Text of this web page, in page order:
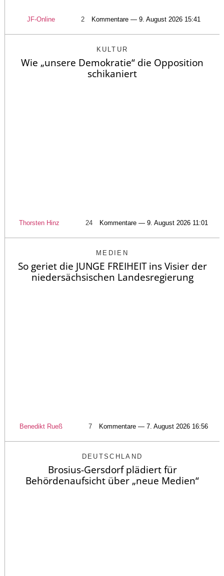
JF-Online 2 Kommentare — 9. August 2026 15:41
KULTUR
Wie „unsere Demokratie“ die Opposition
schikaniert
Thorsten Hinz 24 Kommentare — 9. August 2026 11:01
MEDIEN
So geriet die JUNGE FREIHEIT ins Visier der
niedersächsischen Landesregierung
Benedikt Rueß 7 Kommentare — 7. August 2026 16:56
DEUTSCHLAND
Brosius-Gersdorf plädiert für
Behördenaufsicht über „neue Medien“